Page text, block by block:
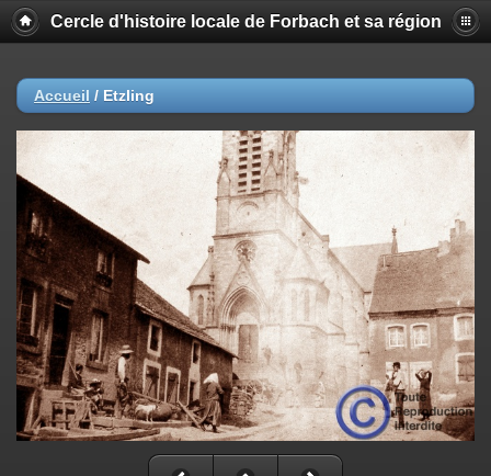
Cercle d'histoire locale de Forbach et sa région
Accueil / Etzling